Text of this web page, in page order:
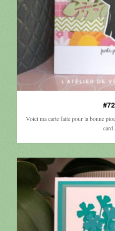
Voici ma carte faite pour la bonne
card…